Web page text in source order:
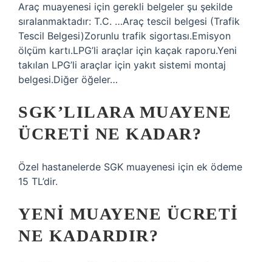
Araç muayenesi için gerekli belgeler şu şekilde
sıralanmaktadır: T.C. …Araç tescil belgesi (Trafik
Tescil Belgesi)Zorunlu trafik sigortası.Emisyon
ölçüm kartı.LPG’li araçlar için kaçak raporu.Yeni
takılan LPG’li araçlar için yakıt sistemi montaj
belgesi.Diğer öğeler…
SGK’LILARA MUAYENE
ÜCRETI NE KADAR?
Özel hastanelerde SGK muayenesi için ek ödeme
15 TL’dir.
YENI MUAYENE ÜCRETI
NE KADARDIR?